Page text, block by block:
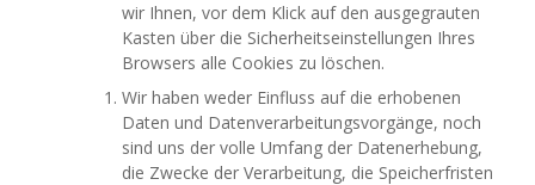
wir Ihnen, vor dem Klick auf den ausgegrauten
Kasten über die Sicherheitseinstellungen Ihres
Browsers alle Cookies zu löschen.
Wir haben weder Einfluss auf die erhobenen
Daten und Datenverarbeitungsvorgänge, noch
sind uns der volle Umfang der Datenerhebung,
die Zwecke der Verarbeitung, die Speicherfristen